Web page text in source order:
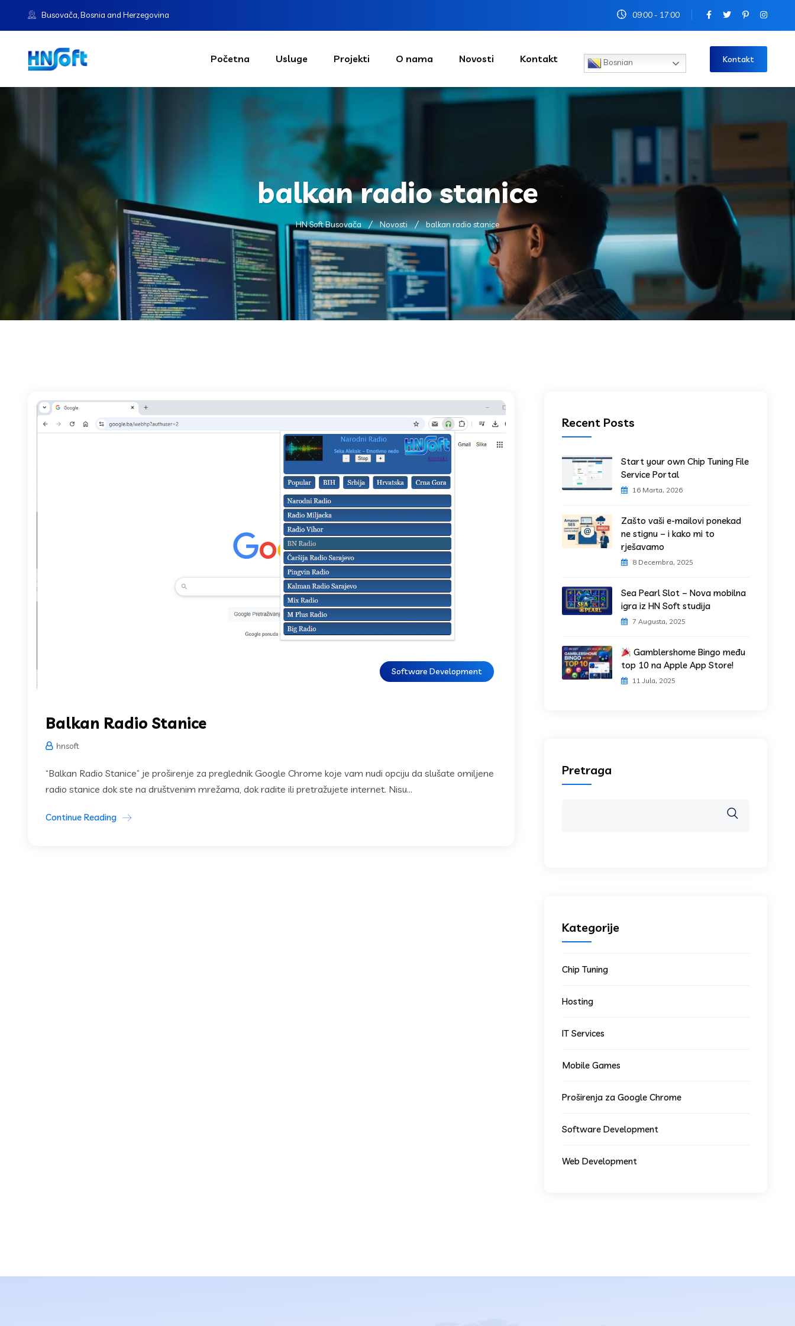
Busovača, Bosnia and Herzegovina 09:00 - 17:00
Početna Usluge Projekti O nama Novosti Kontakt Bosnian Kontakt
balkan radio stanice
HN Soft Busovača Novosti balkan radio stanice
Software Development
Balkan Radio Stanice
hnsoft
“Balkan Radio Stanice” je proširenje za preglednik Google Chrome koje vam nudi opciju da slušate omiljene
radio stanice dok ste na društvenim mrežama, dok radite ili pretražujete internet. Nisu...
Continue Reading
Recent Posts
Start your own Chip Tuning File
Service Portal
16 Marta, 2026
Zašto vaši e-mailovi ponekad
ne stignu – i kako mi to
rješavamo
8 Decembra, 2025
Sea Pearl Slot – Nova mobilna
igra iz HN Soft studija
7 Augusta, 2025
Gamblershome Bingo među
top 10 na Apple App Store!
11 Jula, 2025
Pretraga
Kategorije
Chip Tuning
Hosting
IT Services
Mobile Games
Proširenja za Google Chrome
Software Development
Web Development